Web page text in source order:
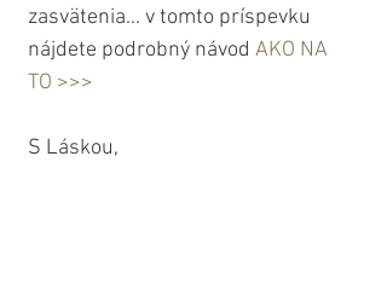
zasvätenia... v tomto príspevku
nájdete podrobný návod AKO NA
TO >>>
S Láskou,